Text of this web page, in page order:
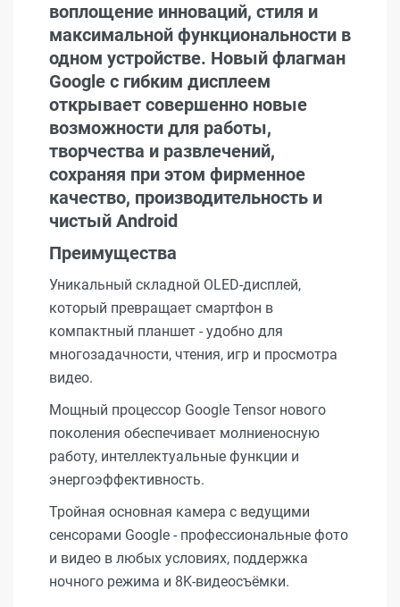
воплощение инноваций, стиля и
максимальной функциональности в
одном устройстве. Новый флагман
Google с гибким дисплеем
открывает совершенно новые
возможности для работы,
творчества и развлечений,
сохраняя при этом фирменное
качество, производительность и
чистый Android
Преимущества
Уникальный складной OLED-дисплей,
который превращает смартфон в
компактный планшет - удобно для
многозадачности, чтения, игр и просмотра
видео.
Мощный процессор Google Tensor нового
поколения обеспечивает молниеносную
работу, интеллектуальные функции и
энергоэффективность.
Тройная основная камера с ведущими
сенсорами Google - профессиональные фото
и видео в любых условиях, поддержка
ночного режима и 8K-видеосъёмки.